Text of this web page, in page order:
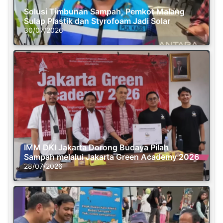
Solusi Timbunan Sampah, Pemkot Malang
Sulap Plastik dan Styrofoam Jadi Solar
30/07/2026
IMM DKI Jakarta Dorong Budaya Pilah
Sampah melalui Jakarta Green Academy 2026
28/07/2026